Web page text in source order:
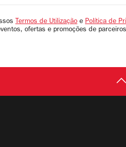
Termos de Utilização e Política de
ofertas e promoções de